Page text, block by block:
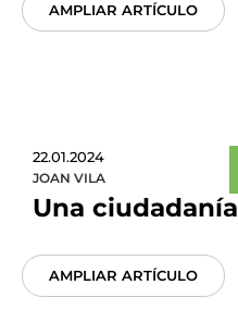
AMPLIAR ARTÍCULO
22.01.2024
JOAN VILA
Una
AMPLIAR ARTÍCULO